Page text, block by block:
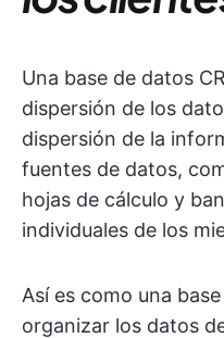
Una base de datos
dispersión de los
dispersión de la
fuentes de datos,
hojas de cálculo y
individuales de los
Así es como una
organizar los datos